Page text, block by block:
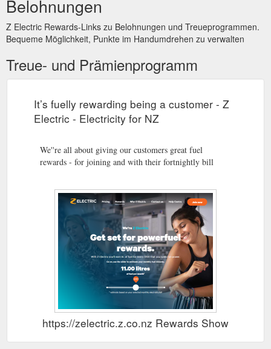
Belohnungen
Z Electric Rewards-Links zu Belohnungen und Treueprogrammen.
Bequeme Möglichkeit, Punkte im Handumdrehen zu verwalten
Treue- und Prämienprogramm
It’s fuelly rewarding being a customer - Z
Electric - Electricity for NZ
We''re all about giving our customers great fuel
rewards - for joining and with their fortnightly bill
https://zelectric.z.co.nz Rewards Show